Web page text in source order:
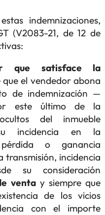
indemnizaciones,
(V2083-21, de 12 de
que satisface la
el vendedor abona
de indemnización —
este último de la
del inmueble
incidencia en la
o ganancia
transmisión, incidencia
su consideración
venta y siempre que
de los vicios
con el importe